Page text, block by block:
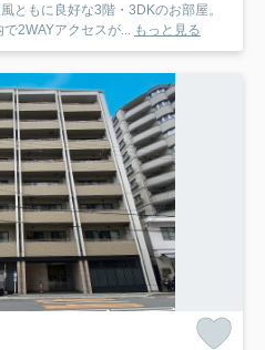
ともに良好な3階・3DKのお部屋。
2WAYアクセスが... もっと見る